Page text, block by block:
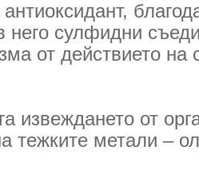
сулфидни
от действието на
извеждането от
тежките метали –